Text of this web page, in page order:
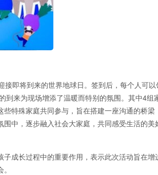
即将到来的世界地球日。签到后，每个人可以
到来为现场增添了温暖而特别的氛围。其中4组
特殊家庭共同参与，旨在搭建一座沟通的桥梁
中，逐步融入社会大家庭，共同感受生活的美
成长过程中的重要作用，表示此次活动旨在增